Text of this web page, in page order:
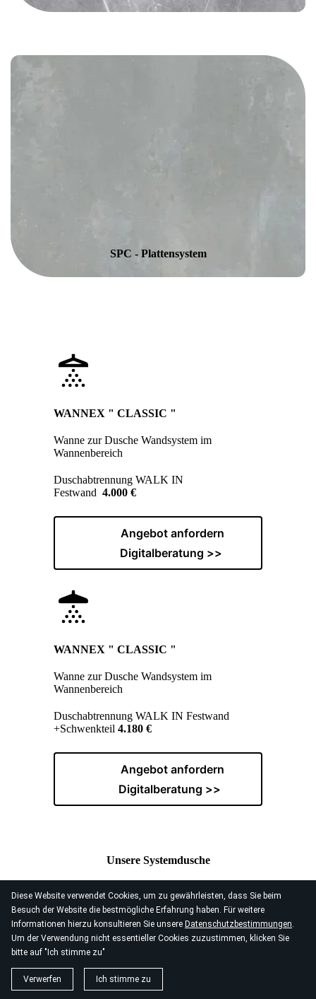
Diese Website verwendet Cookies, um zu gewährleisten, dass Sie beim
Besuch der Website die bestmögliche Erfahrung haben. Für weitere
Informationen hierzu konsultieren Sie unsere Datenschutzbestimmungen.
Um der Verwendung nicht essentieller Cookies zuzustimmen, klicken Sie
bitte auf "Ich stimme zu"
Verwerfen Ich stimme zu
SPC - Plattensystem
WANNEX " CLASSIC "
Wanne zur Dusche Wandsystem im
Wannenbereich
Duschabtrennung WALK IN
Festwand 4.000 €
Angebot anfordern
Digitalberatung >>
WANNEX " CLASSIC "
Wanne zur Dusche Wandsystem im
Wannenbereich
Duschabtrennung WALK IN Festwand
+Schwenkteil4.180 €
Angebot anfordern
Digitalberatung >>
Unsere Systemdusche
Modell "CLASSIC"
Entfernung der Badewanne ohne
Schäden an Mauerwerk oder